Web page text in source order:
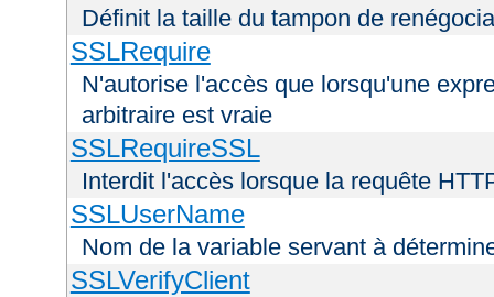
Définit la taille du tampon de
SSLRequire
N'autorise l'accès que lorsqu'une
arbitraire est vraie
SSLRequireSSL
Interdit l'accès lorsque la requête
SSLUserName
Nom de la variable servant à
SSLVerifyClient